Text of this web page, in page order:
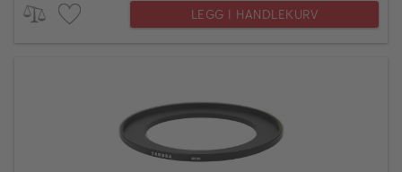
LEGG I HANDLEKURV